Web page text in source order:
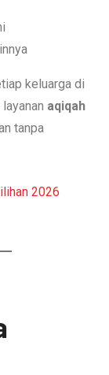
keluarga di
aqiqah
tanpa
2026